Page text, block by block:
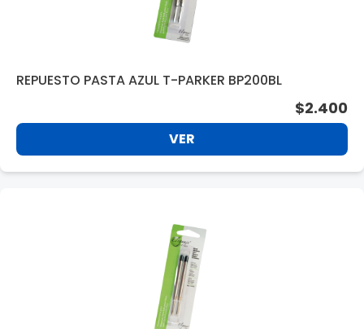
REPUESTO PASTA AZUL T-PARKER BP200BL
$2.400
VER